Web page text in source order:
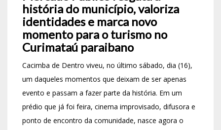
história do município, valoriza
identidades e marca novo
momento para o turismo no
Curimataú paraibano
Cacimba de Dentro viveu, no último sábado, dia (16),
um daqueles momentos que deixam de ser apenas
evento e passam a fazer parte da história. Em um
prédio que já foi feira, cinema improvisado, difusora e
ponto de encontro da comunidade, nasce agora o